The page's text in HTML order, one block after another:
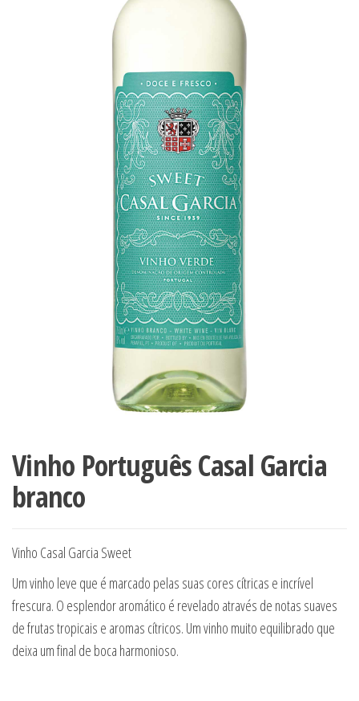
Vinho Português Casal Garcia
branco
Vinho Casal Garcia Sweet
Um vinho leve que é marcado pelas suas cores cítricas e incrível
frescura. O esplendor aromático é revelado através de notas suaves
de frutas tropicais e aromas cítricos. Um vinho muito equilibrado que
deixa um final de boca harmonioso.